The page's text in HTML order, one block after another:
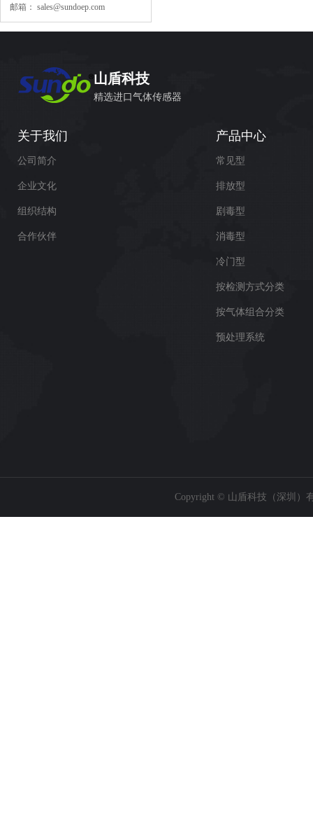
邮箱： sales@sundoep.com
山盾科技
精选进口气体传感器
关于我们
公司简介
企业文化
组织结构
合作伙伴
产品中心
常见型
排放型
剧毒型
消毒型
冷门型
按检测方式分类
按气体组合分类
预处理系统
Copyright © 山盾科技（深圳）